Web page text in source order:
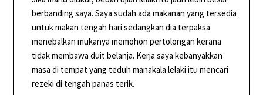
berbanding saya. Saya sudah ada makanan yang tersedia
untuk makan tengah hari sedangkan dia terpaksa
menebalkan mukanya memohon pertolongan kerana
tidak membawa duit belanja. Kerja saya kebanyakkan
masa di tempat yang teduh manakala lelaki itu mencari
rezeki di tengah panas terik.